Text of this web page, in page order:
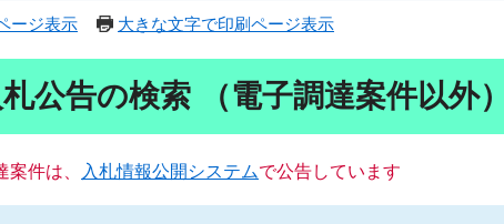
ージ表示 大きな文字で印刷ページ表示
札公告の検索 （電子調達案件以外）
案件は、 入札情報公開システムで公告しています